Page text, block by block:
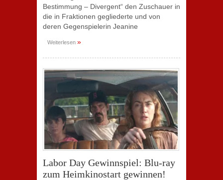
Bestimmung – Divergent“ den Zuschauer in
die in Fraktionen gegliederte und von
deren Gegenspielerin Jeanine
Weiterlesen »
Labor Day Gewinnspiel: Blu-ray
zum Heimkinostart gewinnen!